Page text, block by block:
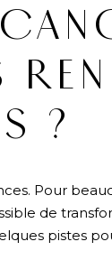
?
Pour
de
pistes